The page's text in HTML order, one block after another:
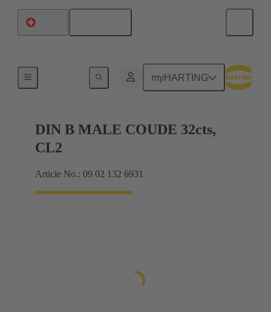
myHARTING
Raccordement carte mère à carte fille
DIN B MALE COUDE 32cts,
CL2
Article No.: 09 02 132 6931